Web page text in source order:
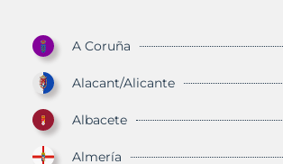
A Coruña
Alacant/Alicante
Albacete
Almería